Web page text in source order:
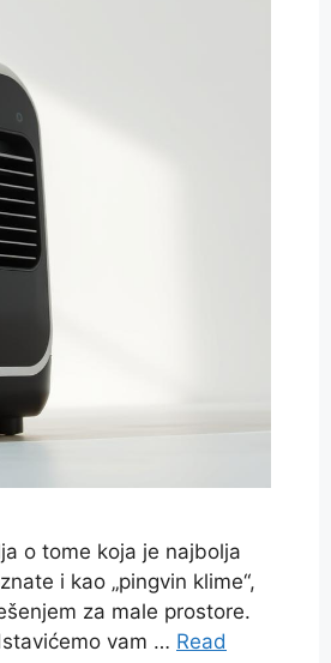
o tome koja je najbolja
i kao „pingvin klime“,
za male prostore.
vam … Read